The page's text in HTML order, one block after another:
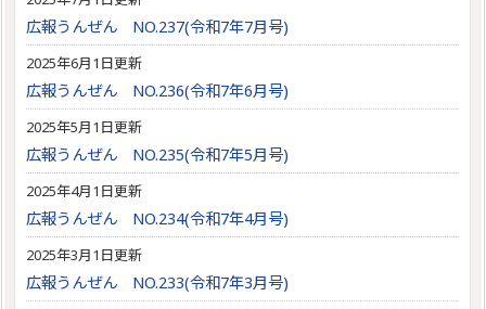
広報うんぜん NO.237(令和7年7月号)
2025年6月1日更新
広報うんぜん NO.236(令和7年6月号)
2025年5月1日更新
広報うんぜん NO.235(令和7年5月号)
2025年4月1日更新
広報うんぜん NO.234(令和7年4月号)
2025年3月1日更新
広報うんぜん NO.233(令和7年3月号)